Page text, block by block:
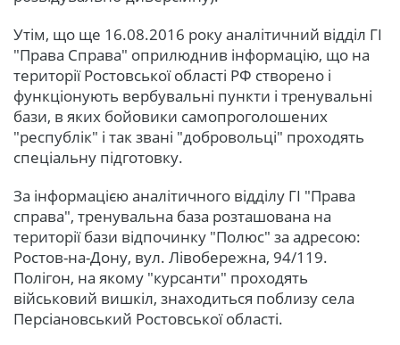
Утім, що ще 16.08.2016 року аналітичний відділ ГІ
"Права Справа" оприлюднив інформацію, що на
території Ростовської області РФ створено і
функціонують вербувальні пункти і тренувальні
бази, в яких бойовики самопроголошених
"республік" і так звані "добровольці" проходять
спеціальну підготовку.
За інформацією аналітичного відділу ГІ "Права
справа", тренувальна база розташована на
території бази відпочинку "Полюс" за адресою:
Ростов-на-Дону, вул. Лівобережна, 94/119.
Полігон, на якому "курсанти" проходять
військовий вишкіл, знаходиться поблизу села
Персіановський Ростовської області.